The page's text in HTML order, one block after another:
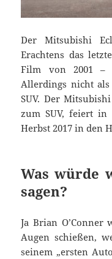
Der Mitsubishi
Erachtens das
Film von 2001 –
Allerdings nicht als
SUV. Der
zum SUV, feiert
Herbst 2017 in den
Was würde
sagen?
Ja Brian
Augen schießen,
seinem „ersten